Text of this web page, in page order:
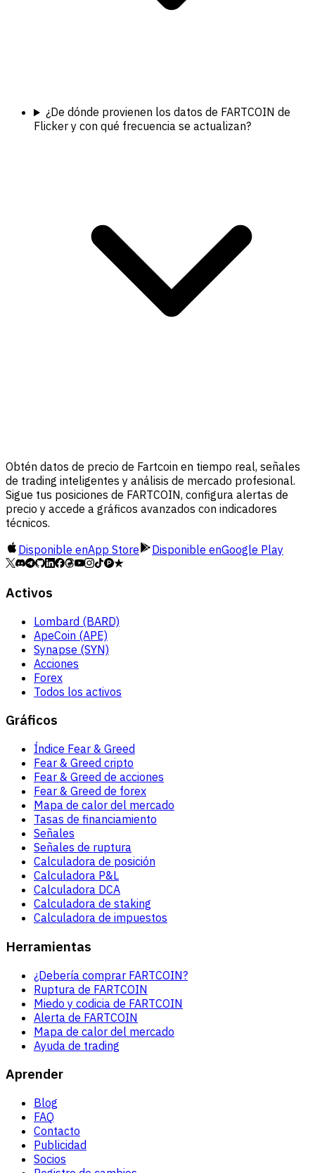
¿De dónde provienen los datos de FARTCOIN de
Flicker y con qué frecuencia se actualizan?
Obtén datos de precio de Fartcoin en tiempo real, señales
de trading inteligentes y análisis de mercado profesional.
Sigue tus posiciones de FARTCOIN, configura alertas de
precio y accede a gráficos avanzados con indicadores
técnicos.
Disponible enApp Store Disponible enGoogle Play
Activos
Lombard (BARD)
ApeCoin (APE)
Synapse (SYN)
Acciones
Forex
Todos los activos
Gráficos
Índice Fear & Greed
Fear & Greed cripto
Fear & Greed de acciones
Fear & Greed de forex
Mapa de calor del mercado
Tasas de financiamiento
Señales
Señales de ruptura
Calculadora de posición
Calculadora P&L
Calculadora DCA
Calculadora de staking
Calculadora de impuestos
Herramientas
¿Debería comprar FARTCOIN?
Ruptura de FARTCOIN
Miedo y codicia de FARTCOIN
Alerta de FARTCOIN
Mapa de calor del mercado
Ayuda de trading
Aprender
Blog
FAQ
Contacto
Publicidad
Socios